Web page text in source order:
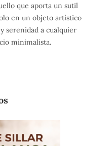
que aporta un sutil
en un objeto artístico
serenidad a cualquier
minimalista.